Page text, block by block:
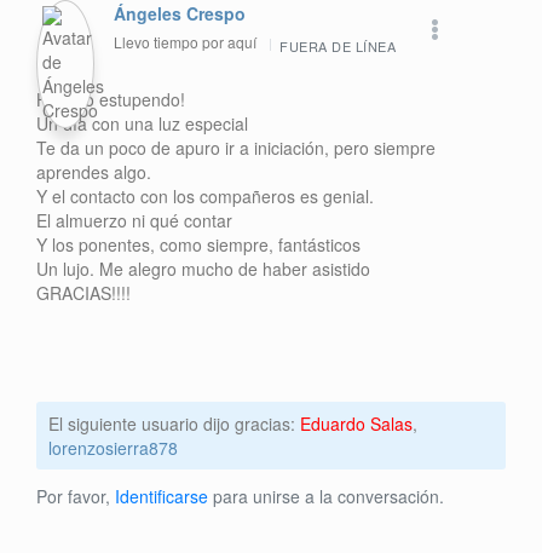
Ángeles Crespo
Llevo tiempo por aquí FUERA DE LÍNEA
Ha sido estupendo!
Un día con una luz especial
Te da un poco de apuro ir a iniciación, pero siempre
aprendes algo.
Y el contacto con los compañeros es genial.
El almuerzo ni qué contar
Y los ponentes, como siempre, fantásticos
Un lujo. Me alegro mucho de haber asistido
GRACIAS!!!!
El siguiente usuario dijo gracias: Eduardo Salas,
lorenzosierra878
Por favor, Identificarse para unirse a la conversación.